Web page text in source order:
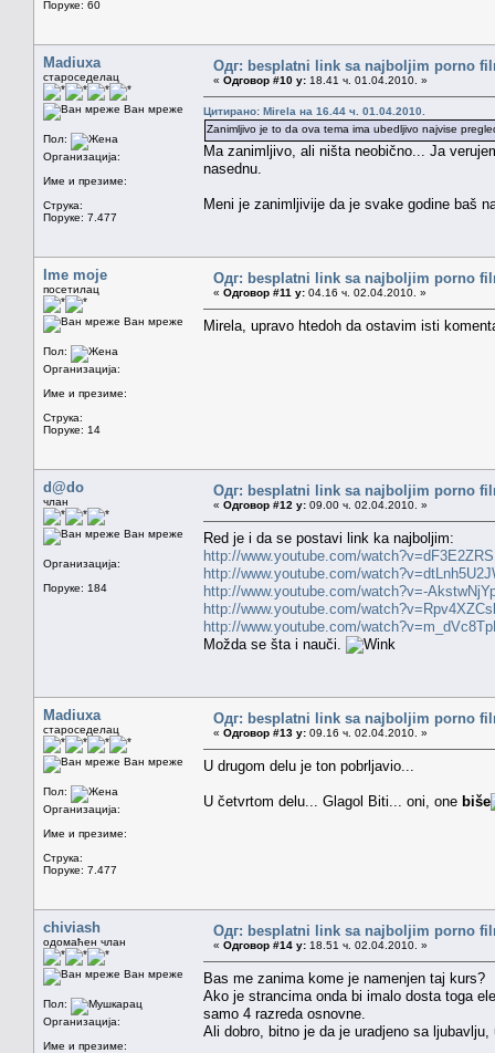
Поруке: 60
Madiuxa
староседелац
Ван мреже
Пол:
Организација:
Име и презиме:
Струка:
Поруке: 7.477
Одг: besplatni link sa najboljim porno
« Одговор #10 у: 18.41 ч. 01.04.2010. »
Цитирано: Mirela на 16.44 ч. 01.04.2010.
Zanimljivo je to da ova tema ima ubedljivo najvise
Ma zanimljivo, ali ništa neobično... Ja
nasednu.
Meni je zanimljivije da je svake godine baš
Ime moje
посетилац
Ван мреже
Пол:
Организација:
Име и презиме:
Струка:
Поруке: 14
Одг: besplatni link sa najboljim porno
« Одговор #11 у: 04.16 ч. 02.04.2010. »
Mirela, upravo htedoh da ostavim isti
d@do
члан
Ван мреже
Организација:
Поруке: 184
Одг: besplatni link sa najboljim porno
« Одговор #12 у: 09.00 ч. 02.04.2010. »
Red je i da se postavi link ka najboljim:
http://www.youtube.com/
http://www.youtube.com/
http://www.youtube.com/watch?v=-
http://www.youtube.com/
http://www.youtube.com/
Možda se šta i nauči.
Madiuxa
староседелац
Ван мреже
Пол:
Организација:
Име и презиме:
Струка:
Поруке: 7.477
Одг: besplatni link sa najboljim porno
« Одговор #13 у: 09.16 ч. 02.04.2010. »
U drugom delu je ton pobrljavio...
U četvrtom delu... Glagol Biti... oni, one biše
chiviash
одомаћен члан
Ван мреже
Пол:
Организација:
Име и презиме:
Одг: besplatni link sa najboljim porno
« Одговор #14 у: 18.51 ч. 02.04.2010. »
Bas me zanima kome je namenjen taj kurs?
Ako je strancima onda bi imalo dosta toga
samo 4 razreda osnovne.
Ali dobro, bitno je da je uradjeno sa